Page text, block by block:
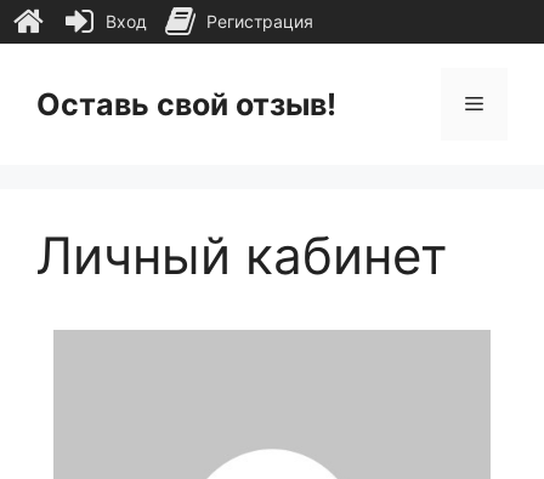
содержимому
Оставь свой отзыв! Меню
Личный кабинет
Вход Регистрация